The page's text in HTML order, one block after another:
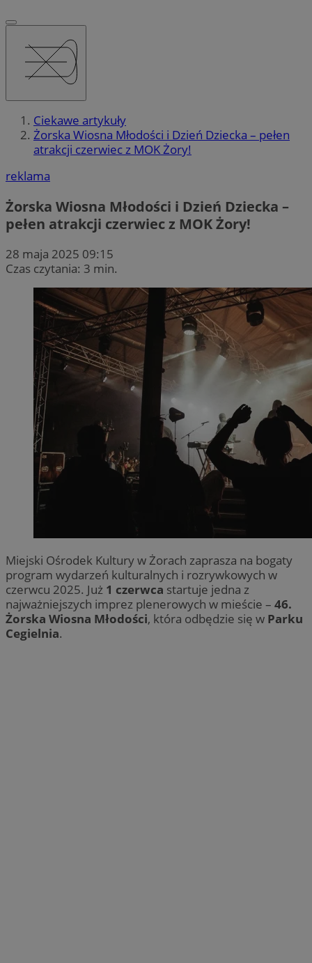
Ciekawe artykuły
Żorska Wiosna Młodości i Dzień Dziecka – pełen
atrakcji czerwiec z MOK Żory!
reklama
Żorska Wiosna Młodości i Dzień Dziecka –
pełen atrakcji czerwiec z MOK Żory!
28 maja 2025 09:15
Czas czytania: 3 min.
Miejski Ośrodek Kultury w Żorach zaprasza na bogaty
program wydarzeń kulturalnych i rozrywkowych w
czerwcu 2025. Już 1 czerwca startuje jedna z
najważniejszych imprez plenerowych w mieście – 46.
Żorska Wiosna Młodości, która odbędzie się w Parku
Cegielnia.